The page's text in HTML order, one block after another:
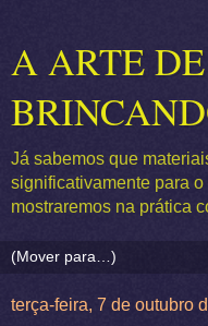
A ARTE
Já sabemos que
significativamente para
mostraremos na prática
terça-feira, 7 de outubro